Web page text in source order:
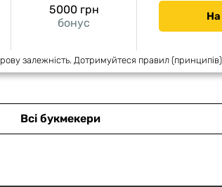
бонус
5000 грн На
залежність. Дотримуйтеся правил (принципів)
Всі букмекери